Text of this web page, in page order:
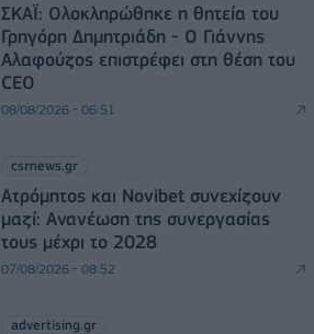
ΣΚΑΪ: Ολοκληρώθηκε η θητεία του
Γρηγόρη Δημητριάδη - Ο Γιάννης
Αλαφούζος επιστρέφει στη θέση του
CEO
08/08/2026 - 06:51
csrnews.gr
Ατρόμητος και Novibet συνεχίζουν
μαζί: Ανανέωση της συνεργασίας
τους μέχρι το 2028
07/08/2026 - 08:52
advertising.gr